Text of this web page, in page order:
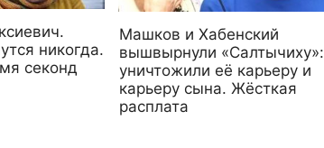
никогда.
секонд
Машков и Хабенский
вышвырнули «Салтычиху»:
уничтожили её карьеру и
карьеру сына. Жёсткая
расплата